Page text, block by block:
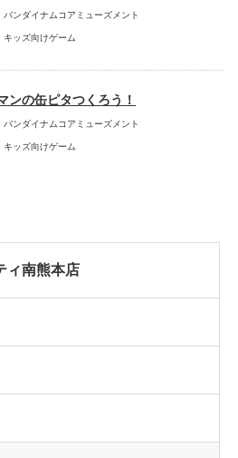
バンダイナムコアミューズメント
キッズ向けゲーム
ンの缶ピタつくろう！
バンダイナムコアミューズメント
キッズ向けゲーム
ィ南熊本店